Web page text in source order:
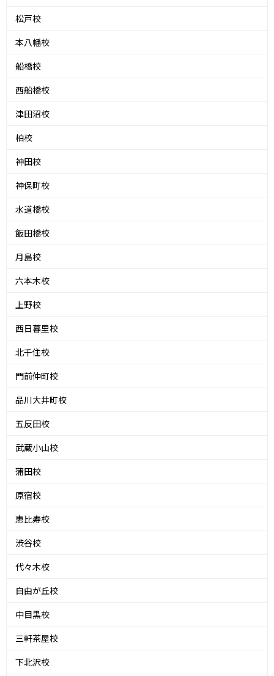
松戸校
本八幡校
船橋校
西船橋校
津田沼校
柏校
神田校
神保町校
水道橋校
飯田橋校
月島校
六本木校
上野校
西日暮里校
北千住校
門前仲町校
品川大井町校
五反田校
武蔵小山校
蒲田校
原宿校
恵比寿校
渋谷校
代々木校
自由が丘校
中目黒校
三軒茶屋校
下北沢校